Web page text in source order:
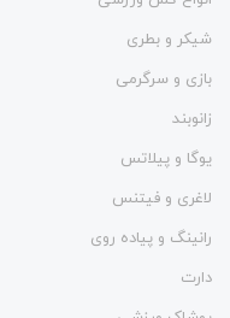
شیکر و بطری
بازی و سرگرمی
زانوبند
یوگا و پیلاتس
لاغری و فیتنس
رانینگ و پیاده روی
دارت